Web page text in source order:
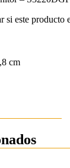
si este producto
cm